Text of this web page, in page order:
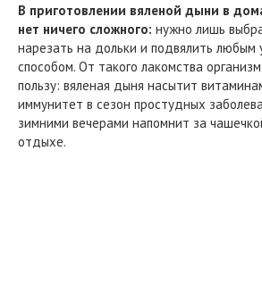
В приготовлении вяленой дыни в
нет ничего сложного: нужно лишь
нарезать на дольки и подвялить любым
способом. От такого лакомства
пользу: вяленая дыня насытит
иммунитет в сезон простудных
зимними вечерами напомнит за
отдыхе.